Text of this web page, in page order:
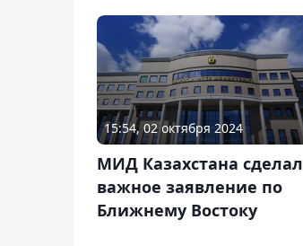
15:54, 02 октября 2024
МИД Казахстана сделал
важное заявление по
Ближнему Востоку